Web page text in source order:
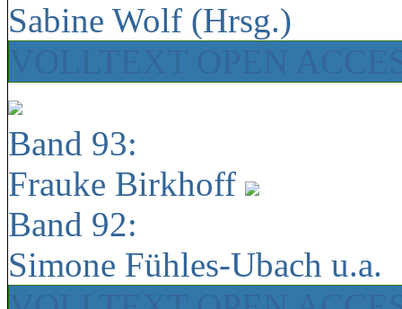
Sabine Wolf (Hrsg.)
Band 93:
Frauke Birkhoff
Band 92:
Simone Fühles-Ubach u.a.